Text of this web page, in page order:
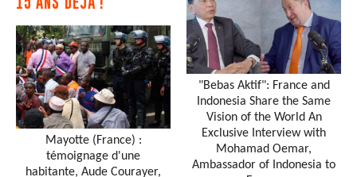
Mayotte (France) :
témoignage d'une
habitante, Aude Courayer,
"Bebas Aktif": France and
Indonesia Share the Same
Vision of the World An
Exclusive Interview with
Mohamad Oemar,
Ambassador of Indonesia to